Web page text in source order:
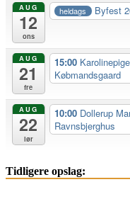
AUG
12
ons
heldags Byfest
AUG
21
fre
15:00
Købmandsgaard
AUG
22
lør
10:00 Dollerup
Ravnsbjerghus
Tidligere opslag: